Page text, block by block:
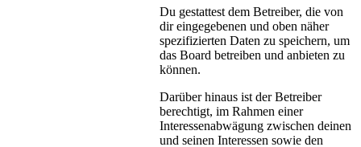
Du gestattest dem Betreiber, die von
dir eingegebenen und oben näher
spezifizierten Daten zu speichern, um
das Board betreiben und anbieten zu
können.
Darüber hinaus ist der Betreiber
berechtigt, im Rahmen einer
Interessenabwägung zwischen deinen
und seinen Interessen sowie den